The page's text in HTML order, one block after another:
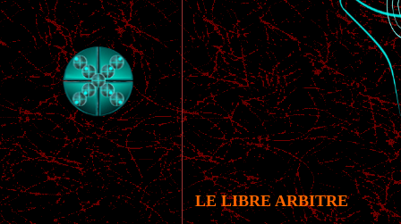
LE LIBRE ARBITRE